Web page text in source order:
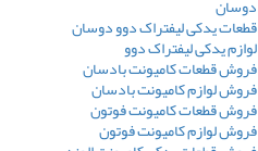
دوسان
قطعات یدکی لیفتراک دوو دوسان
لوازم یدکی لیفتراک دوو
فروش قطعات کامیونت بادسان
فروش لوازم کامیونت بادسان
فروش قطعات کامیونت فوتون
فروش لوازم کامیونت فوتون